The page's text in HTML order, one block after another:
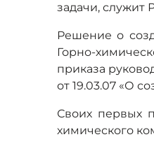
задачи, служит
Решение о
Горно-
приказа
от 19.03.07 «О
Своих первых
химического